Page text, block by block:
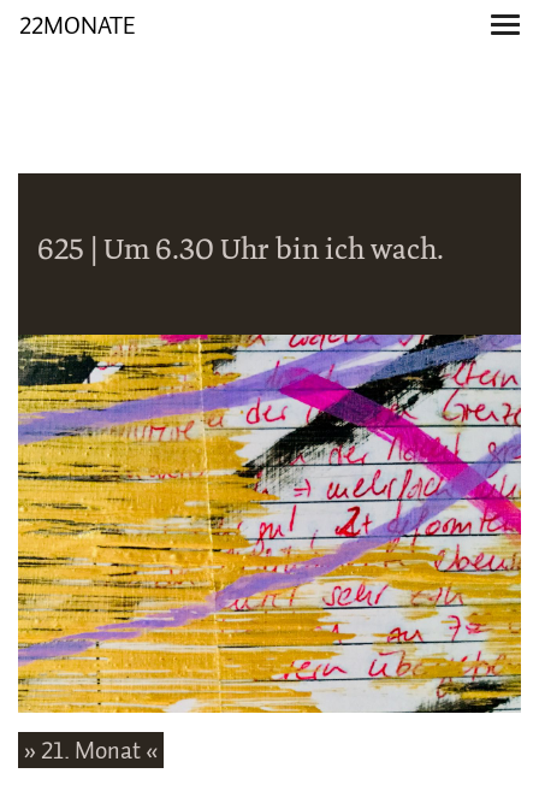
22MONATE
625 | Um 6.30 Uhr bin ich wach.
» 21. Monat «